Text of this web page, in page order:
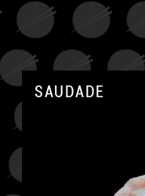
SAUDADE